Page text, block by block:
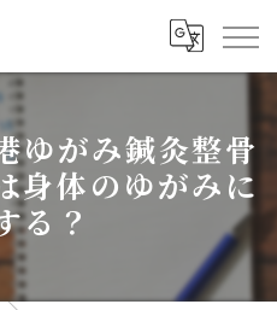
ゆがみ鍼灸整骨
身体のゆがみに
る？